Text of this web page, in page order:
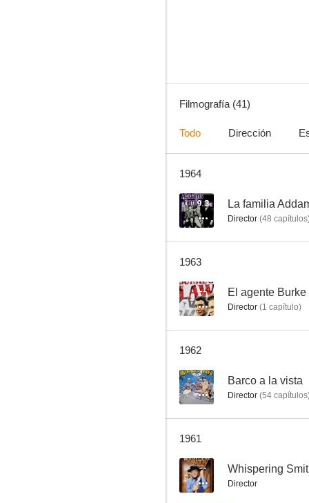
Filmografía (41)
Todo Dirección
1964
9.3 La familia
Director (48 capítulos
1963
-- El agente Burke
Director (1 capítulo)
1962
-- Barco a la vista
Director (54 capítulos
1961
-- Whispering
Director